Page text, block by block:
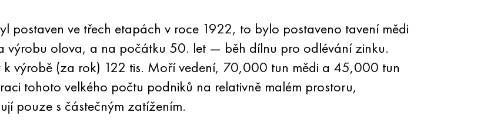
postaven ve třech etapách v roce 1922, to bylo postaveno tavení mědi
olova, a na počátku 50. let — běh dílnu pro odlévání zinku.
k výrobě (za rok) 122 tis. Moří vedení, 70,000 tun mědi a 45,000 tun
tohoto velkého počtu podniků na relativně malém prostoru,
pouze s částečným zatížením.